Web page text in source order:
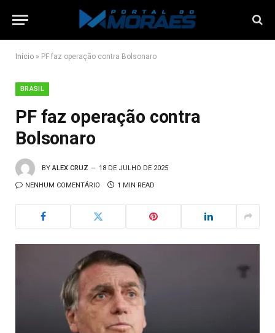
Início » PF faz operação contra Bolsonaro
BRASIL
PF faz operação contra
Bolsonaro
BY ALEX CRUZ 18 DE JULHO DE 2025
NENHUM COMENTÁRIO 1 MIN READ